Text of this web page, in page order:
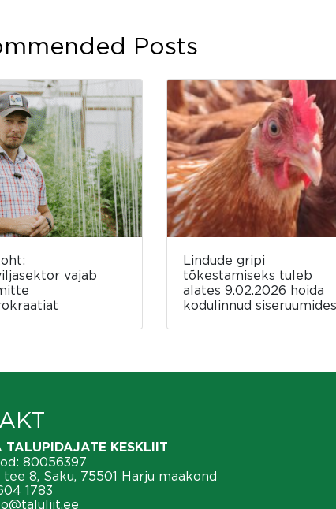
Posts
vajab
Lindude gripi
tõkestamiseks tuleb
alates 9.02.2026 hoida
kodulinnud siseruumides
TALUPIDAJATE KESKLIIT
80056397
8, Saku, 75501 Harju maakond
1783